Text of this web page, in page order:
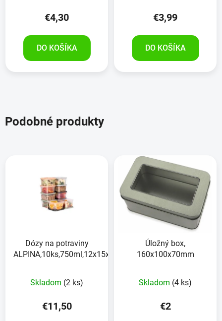
€4,30
DO KOŠÍKA
€3,99
DO KOŠÍKA
Podobné produkty
Dózy na potraviny
ALPINA,10ks,750ml,12x15x8cm
Skladom (2 ks)
€11,50
Úložný box,
160x100x70mm
Skladom (4 ks)
€2